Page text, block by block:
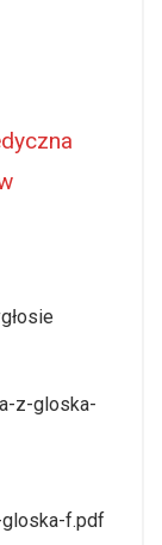
z-gloska-
f.pdf